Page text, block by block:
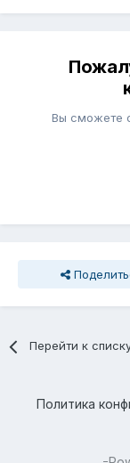
Вы сможете
Перейти к
Политика